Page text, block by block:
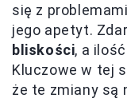
się z
jego apetyt.
bliskości, a
Kluczowe w tej
że te zmiany są